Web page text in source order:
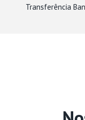
Transferência